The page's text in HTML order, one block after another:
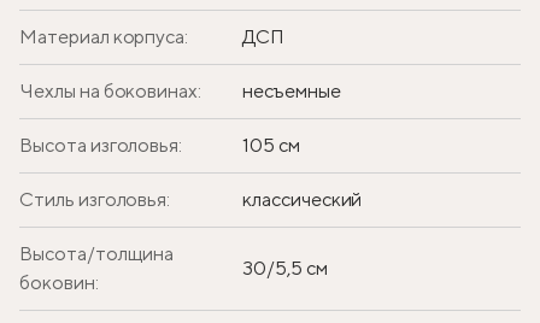
Материал корпуса: ДСП
Чехлы на боковинах: несъемные
Высота изголовья: 105 см
Стиль изголовья: классический
Высота/толщина
боковин:
30/5,5 см